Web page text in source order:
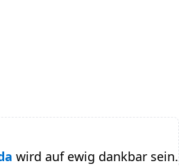
wird auf ewig dankbar sein.